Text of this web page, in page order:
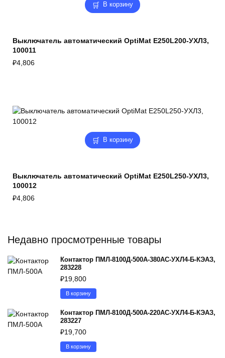
В корзину
Выключатель автоматический OptiMat E250L200-УХЛ3,
100011
₽4,806
В корзину
Выключатель автоматический OptiMat E250L250-УХЛ3,
100012
₽4,806
Недавно просмотренные товары
Контактор ПМЛ-8100Д-500А-380AC-УХЛ4-Б-КЭАЗ,
283228
₽19,800
В корзину
Контактор ПМЛ-8100Д-500А-220AC-УХЛ4-Б-КЭАЗ,
283227
₽19,700
В корзину